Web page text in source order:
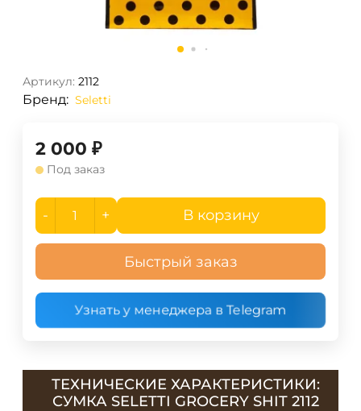
Артикул: 2112
Бренд: Seletti
2 000 ₽
Под заказ
- + В корзину
Быстрый заказ
Узнать у менеджера в Telegram
ТЕХНИЧЕСКИЕ ХАРАКТЕРИСТИКИ:
СУМКА SELETTI GROCERY SHIT 2112